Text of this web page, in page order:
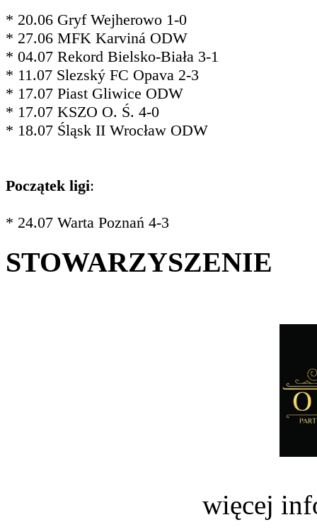
* 20.06 Gryf Wejherowo 1-0
* 27.06 MFK Karviná ODW
* 04.07 Rekord Bielsko-Biała 3-1
* 11.07 Slezský FC Opava 2-3
* 17.07 Piast Gliwice ODW
* 17.07 KSZO O. Ś. 4-0
* 18.07 Śląsk II Wrocław ODW
Początek ligi:
* 24.07 Warta Poznań 4-3
STOWARZYSZENIE
więcej